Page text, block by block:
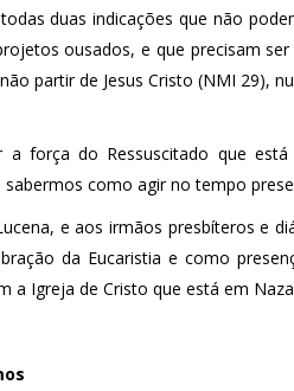
duas indicações que não
ousados, e que precisam
partir de Jesus Cristo (NMI 29),
a força do Ressuscitado que
como agir no tempo
e aos irmãos presbíteros e
da Eucaristia e como
a Igreja de Cristo que está em